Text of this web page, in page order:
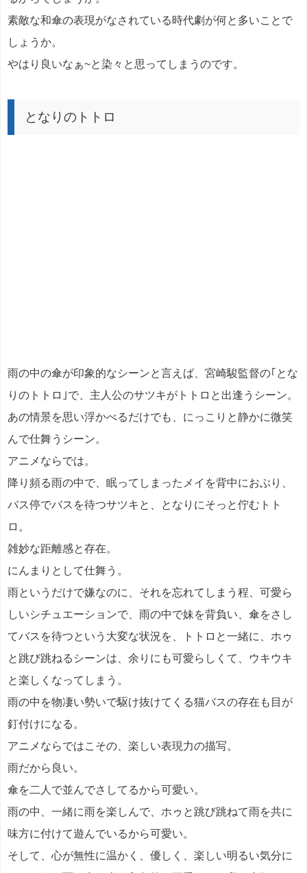
素敵な和傘の表現がなされている時代劇が何と多いことで
しょうか。
やはり良いなぁ~と染々と思ってしまうのです。
となりのトトロ
雨の中の傘が印象的なシーンと言えば、宮崎駿監督の｢とな
りのトトロ｣で、主人公のサツキがトトロと出逢うシーン。
あの情景を思い浮かべるだけでも、にっこりと静かに微笑
んで仕舞うシーン。
アニメならでは。
降り頻る雨の中で、眠ってしまったメイを背中におぶり、
バス停でバスを待つサツキと、となりにそっと佇むトト
ロ。
雑妙な距離感と存在。
にんまりとして仕舞う。
雨というだけで嫌なのに、それを忘れてしまう程、可愛ら
しいシチュエーションで、雨の中で妹を背負い、傘をさし
てバスを待つという大変な状況を、トトロと一緒に、ホゥ
と跳び跳ねるシーンは、余りにも可愛らしくて、ウキウキ
と楽しくなってしまう。
雨の中を物凄い勢いで駆け抜けてくる猫バスの存在も目が
釘付けになる。
アニメならではこその、楽しい表現力の描写。
雨だから良い。
傘を二人で並んでさしてるから可愛い。
雨の中、一緒に雨を楽しんで、ホゥと跳び跳ねて雨を共に
味方に付けて遊んでいるから可愛い。
そして、心が無性に温かく、優しく、楽しい明るい気分に